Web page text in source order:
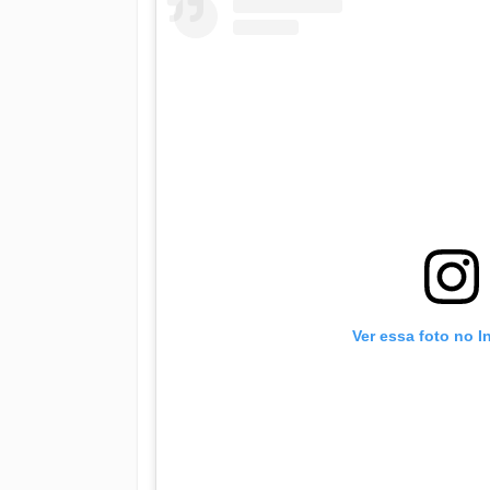
Ver essa foto no